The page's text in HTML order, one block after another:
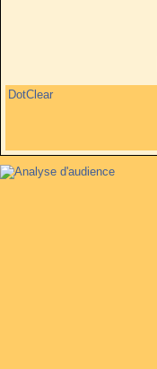
DotClear